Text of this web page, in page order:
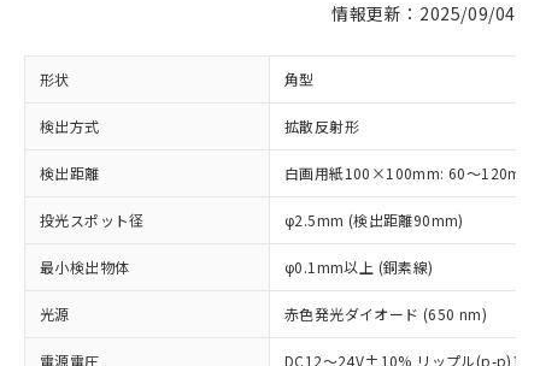
情報更新：2025/09/04
形状 角型
検出方式 拡散反射形
検出距離 白画用紙100×100mm: 60～120mm
投光スポット径 φ2.5mm (検出距離90mm)
最小検出物体 φ0.1mm以上 (銅素線)
光源 赤色発光ダイオード (650 nm)
電源電圧 DC12～24V±10% リップル(p-